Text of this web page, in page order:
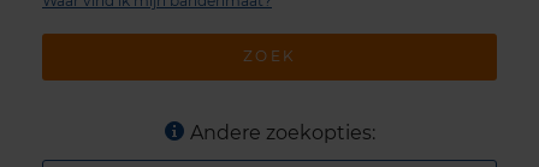
ZOEK
Andere zoekopties: